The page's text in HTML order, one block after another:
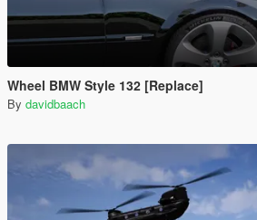
Wheel BMW Style 132 [Replace]
By davidbaach